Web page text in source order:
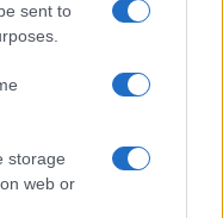
sent to
storage
web or